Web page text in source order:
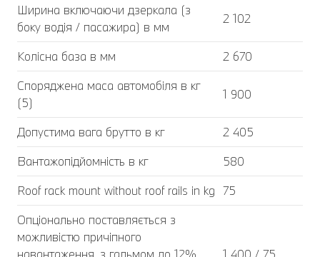
Ширина включаючи дзеркала (з
боку водія / пасажира) в мм
2 102
Колісна база в мм
2 670
Споряджена маса автомобіля в кг
(5)
1 900
Допустима вага брутто в кг
2 405
Вантажопідйомність в кг
580
Roof rack mount without roof rails in kg 75
Опціонально поставляється з
можливістю причіпного